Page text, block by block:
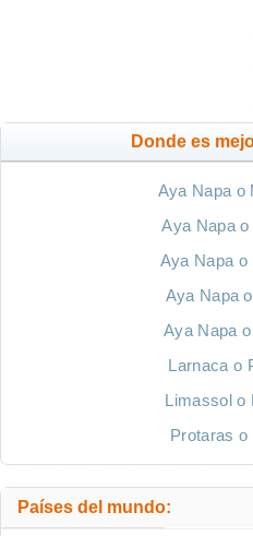
Donde es
Aya Napa o
Aya Napa
Aya Napa o
Aya Napa
Aya Napa
Larnaca o
Limassol o
Protaras o
Países del mundo: